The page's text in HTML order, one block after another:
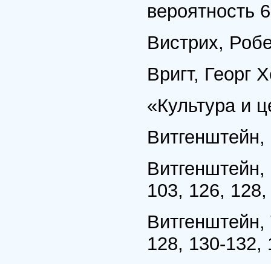
вероятность
Вистрих,
Вригт, Георг
«Культура и
103, 126,
128, 130-132,